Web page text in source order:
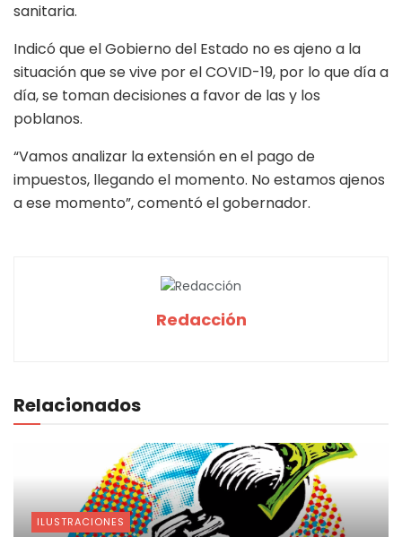
sanitaria.
Indicó que el Gobierno del Estado no es ajeno a la
situación que se vive por el COVID-19, por lo que día a
día, se toman decisiones a favor de las y los
poblanos.
“Vamos analizar la extensión en el pago de
impuestos, llegando el momento. No estamos ajenos
a ese momento”, comentó el gobernador.
Redacción
Relacionados
ILUSTRACIONES